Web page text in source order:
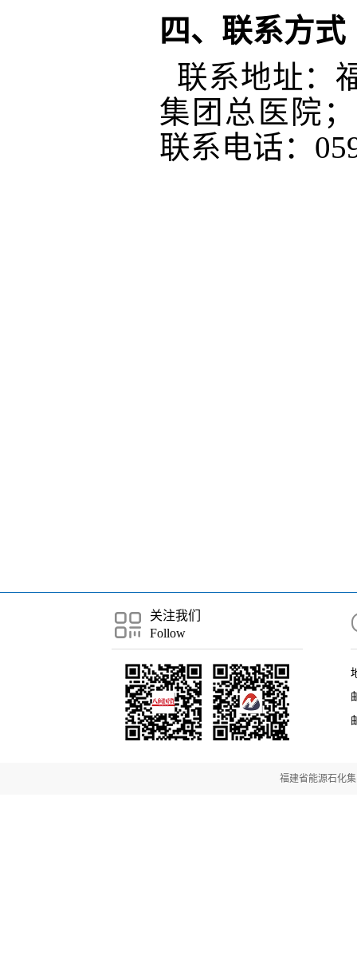
四、联系方式
联系地址：
集团总医院
联系电话：
关注我们
Follow
福建省能源石化